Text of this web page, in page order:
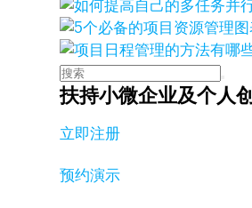
扶持小微企业及个人
立即注册
预约演示